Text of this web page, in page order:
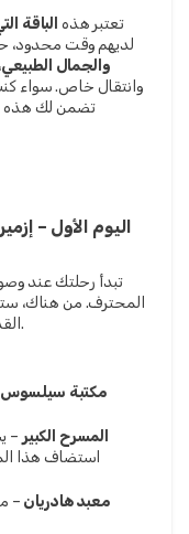
تعتبر هذه الباقة
لديهم وقت محدود،
والجمال الطبيعي
تبدأ رحلتك عند
المحترف. من هناك،
القديمة المحفوظة في البحر الأبيض المتوسط.
مكتبة سيلسوس
المسرح الكبير
معبد هادريان